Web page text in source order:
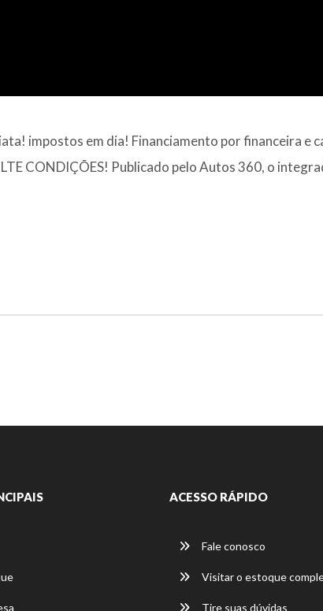
impostos em dia! Financiamento por financeira e
CONDIÇÕES! Publicado pelo Autos 360, o
ACESSO RÁPIDO
Fale conosco
Visitar o estoque
Tire suas dúvidas